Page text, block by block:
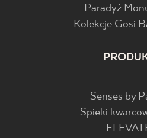
Paradyż
Kolekcje Gosi
Senses by
Spieki